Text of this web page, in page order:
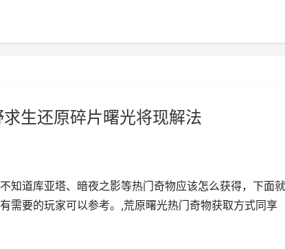
生还原碎片曙光将现解法
知道库亚塔、暗夜之影等热门奇物应该怎么获得，下面就
需要的玩家可以参考。,荒原曙光热门奇物获取方式同享